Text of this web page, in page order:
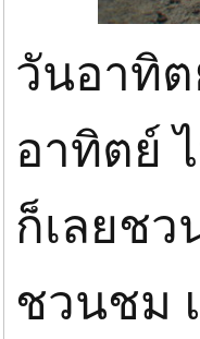
วันอาทิ
อาทิตย์
ก็เลยช
ชวนชม